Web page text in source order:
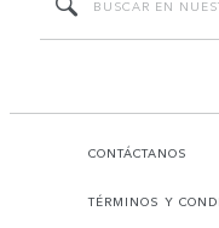
CONTÁCTANOS
TÉRMINOS Y